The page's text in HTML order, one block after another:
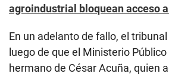
agroindustrial bloquean acceso
En un adelanto de fallo, el
luego de que el Ministerio Público
hermano de César Acuña, quien